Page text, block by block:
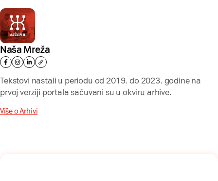
Naša Mreža
Tekstovi nastali u periodu od 2019. do 2023. godine na
prvoj verziji portala sačuvani su u okviru arhive.
Više o Arhivi